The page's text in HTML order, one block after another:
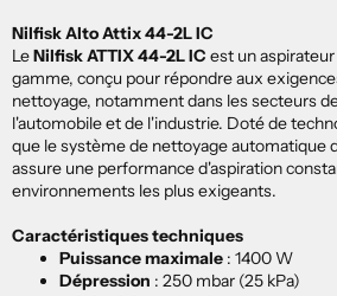
Nilfisk Alto Attix 44-2L IC
LeNilfisk ATTIX 44-2L IC est un
gamme, conçu pour répondre aux
nettoyage, notamment dans les secteurs
l'automobile et de l'industrie. Doté de
que le système de nettoyage automatique
assure une performance d'aspiration
environnements les plus exigeants.
Caractéristiques techniques
Puissance maximale : 1400 W
Dépression : 250 mbar (25 kPa)